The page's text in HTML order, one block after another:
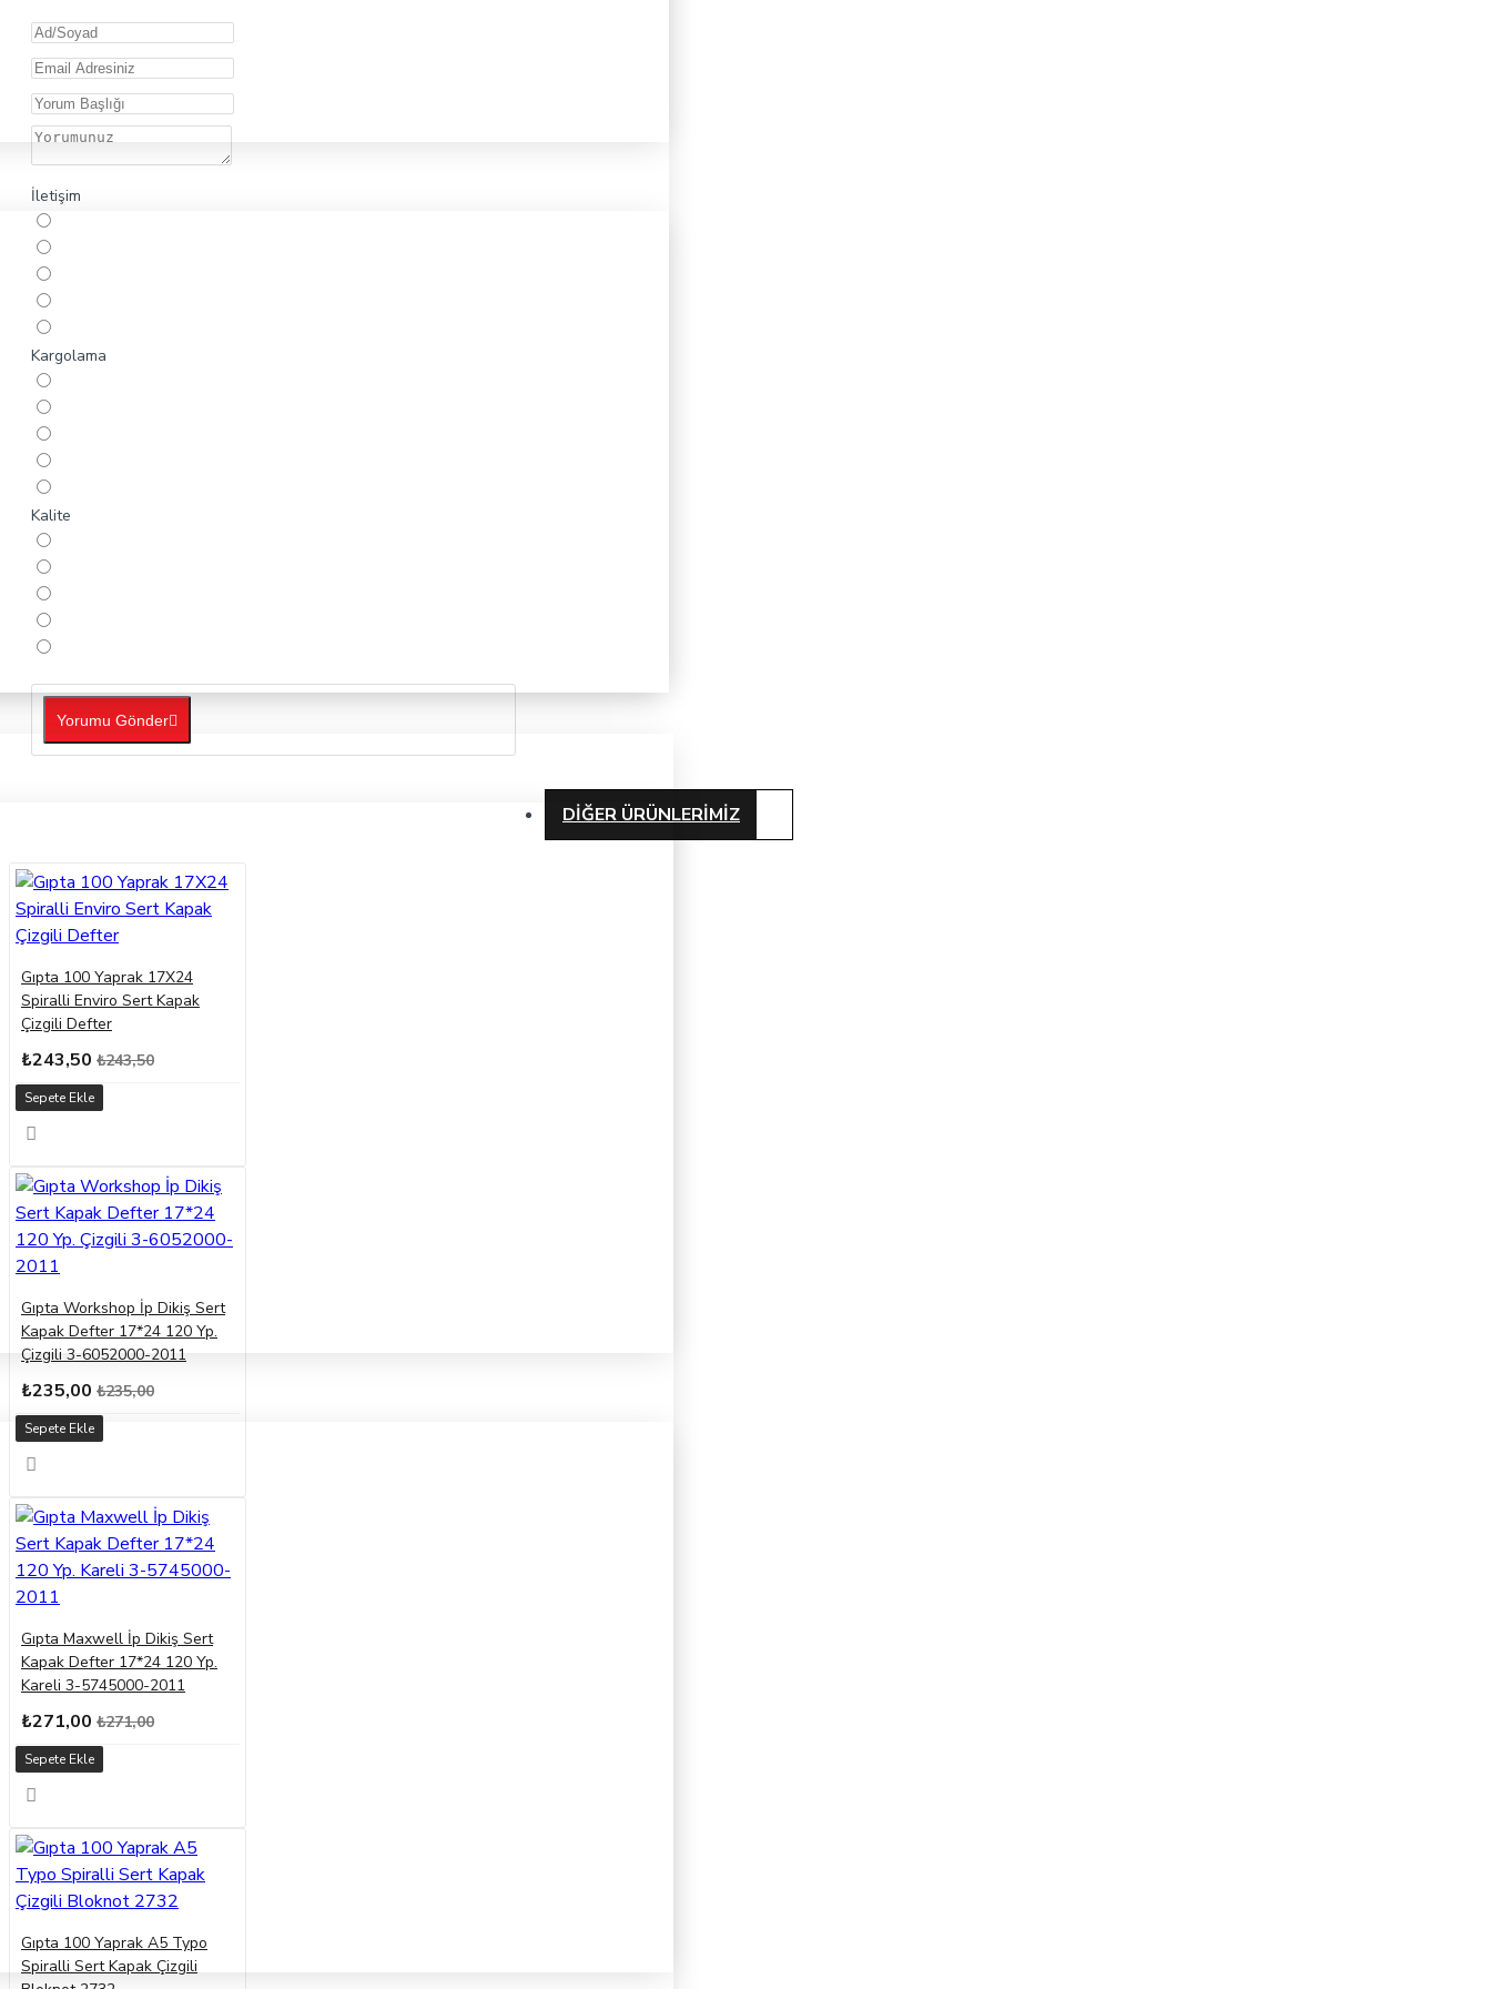
ORTAOKUL
İletişim
Kargolama
Kalite
Yorumu Gönder
DIĞER ÜRÜNLERIMIZ
Gıpta 100 Yaprak 17X24
Spiralli Enviro Sert Kapak
Çizgili Defter
₺243,50 ₺243,50
Sepete Ekle
Gıpta Workshop İp Dikiş Sert
Kapak Defter 17*24 120 Yp.
Çizgili 3-6052000-2011
₺235,00 ₺235,00
Sepete Ekle
Gıpta Maxwell İp Dikiş Sert
Kapak Defter 17*24 120 Yp.
Kareli 3-5745000-2011
₺271,00 ₺271,00
Sepete Ekle
Gıpta 100 Yaprak A5 Typo
Spiralli Sert Kapak Çizgili